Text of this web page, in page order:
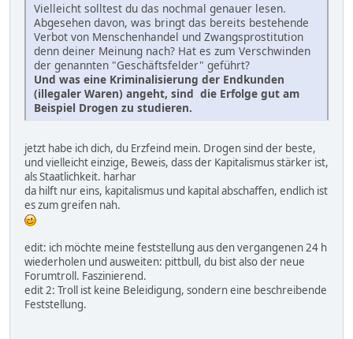
Vielleicht solltest du das nochmal genauer lesen.
Abgesehen davon, was bringt das bereits bestehende
Verbot von Menschenhandel und Zwangsprostitution
denn deiner Meinung nach? Hat es zum Verschwinden
der genannten "Geschäftsfelder" geführt?
Und was eine Kriminalisierung der Endkunden
(illegaler Waren) angeht, sind die Erfolge gut am
Beispiel Drogen zu studieren.
jetzt habe ich dich, du Erzfeind mein. Drogen sind der beste,
und vielleicht einzige, Beweis, dass der Kapitalismus stärker ist,
als Staatlichkeit. harhar
da hilft nur eins, kapitalismus und kapital abschaffen, endlich ist
es zum greifen nah.
edit: ich möchte meine feststellung aus den vergangenen 24 h
wiederholen und ausweiten: pittbull, du bist also der neue
Forumtroll. Faszinierend.
edit 2: Troll ist keine Beleidigung, sondern eine beschreibende
Feststellung.